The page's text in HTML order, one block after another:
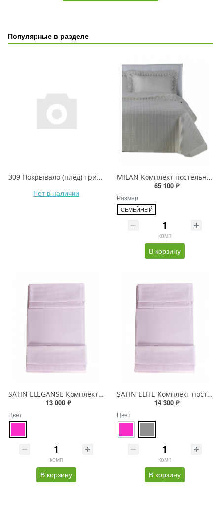
Популярные в разделе
309 Покрывало (плед) трикотажный
Нет в наличии
MILAN Комплект постельного белья (2 пододеяльника 150x210)
65 100 ₽
Размер
СЕМЕЙНЫЙ
комп
В корзину
SATIN ELEGANSE Комплект постельного белья (2 пододеяльника 150x215)
13 000 ₽
Цвет
комп
В корзину
SATIN ELITE Комплект постельного белья (1 пододеяльник 200x220)
14 300 ₽
Цвет
комп
В корзину